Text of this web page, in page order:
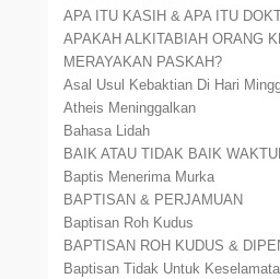
APA ITU KASIH & APA ITU
APAKAH ALKITABIAH ORANG
MERAYAKAN PASKAH?
Asal Usul Kebaktian Di Hari
Atheis Meninggalkan
Bahasa Lidah
BAIK ATAU TIDAK BAIK
Baptis Menerima Murka
BAPTISAN & PERJAMUAN
Baptisan Roh Kudus
BAPTISAN ROH KUDUS &
Baptisan Tidak Untuk